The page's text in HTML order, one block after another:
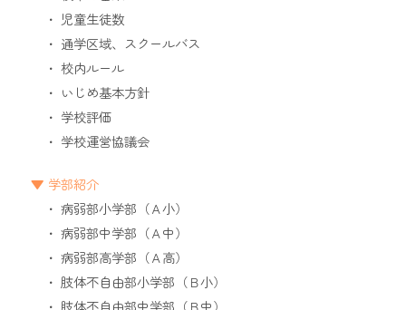
児童生徒数
通学区域、スクールバス
校内ルール
いじめ基本方針
学校評価
学校運営協議会
学部紹介
病弱部小学部（Ａ小）
病弱部中学部（Ａ中）
病弱部高学部（Ａ高）
肢体不自由部小学部（Ｂ小）
肢体不自由部中学部（Ｂ中）